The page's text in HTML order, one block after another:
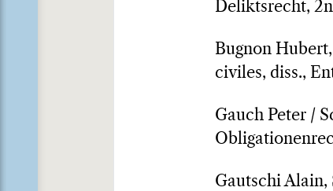
Deliktsrecht,
Bugnon
civiles, diss.,
Gauch Peter /
Gautschi Alain,